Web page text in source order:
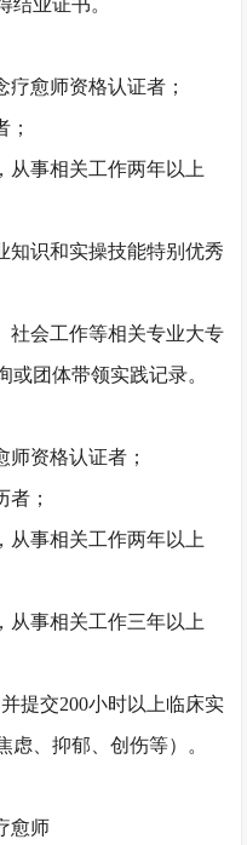
结业证书。
愈师资格认证者；
从事相关工作两年以上
知识和实操技能特别优秀
社会工作等相关专业大专
或团体带领实践记录。
师资格认证者；
者；
从事相关工作两年以上
从事相关工作三年以上
提交200小时以上临床实
虑、抑郁、创伤等）。
愈师